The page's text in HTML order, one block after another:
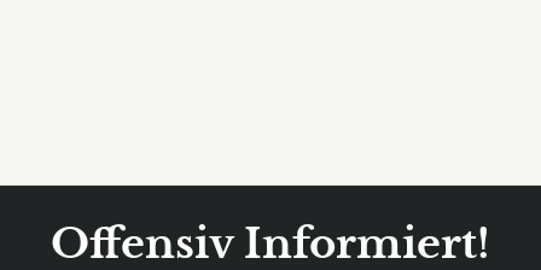
Offensiv Informiert!